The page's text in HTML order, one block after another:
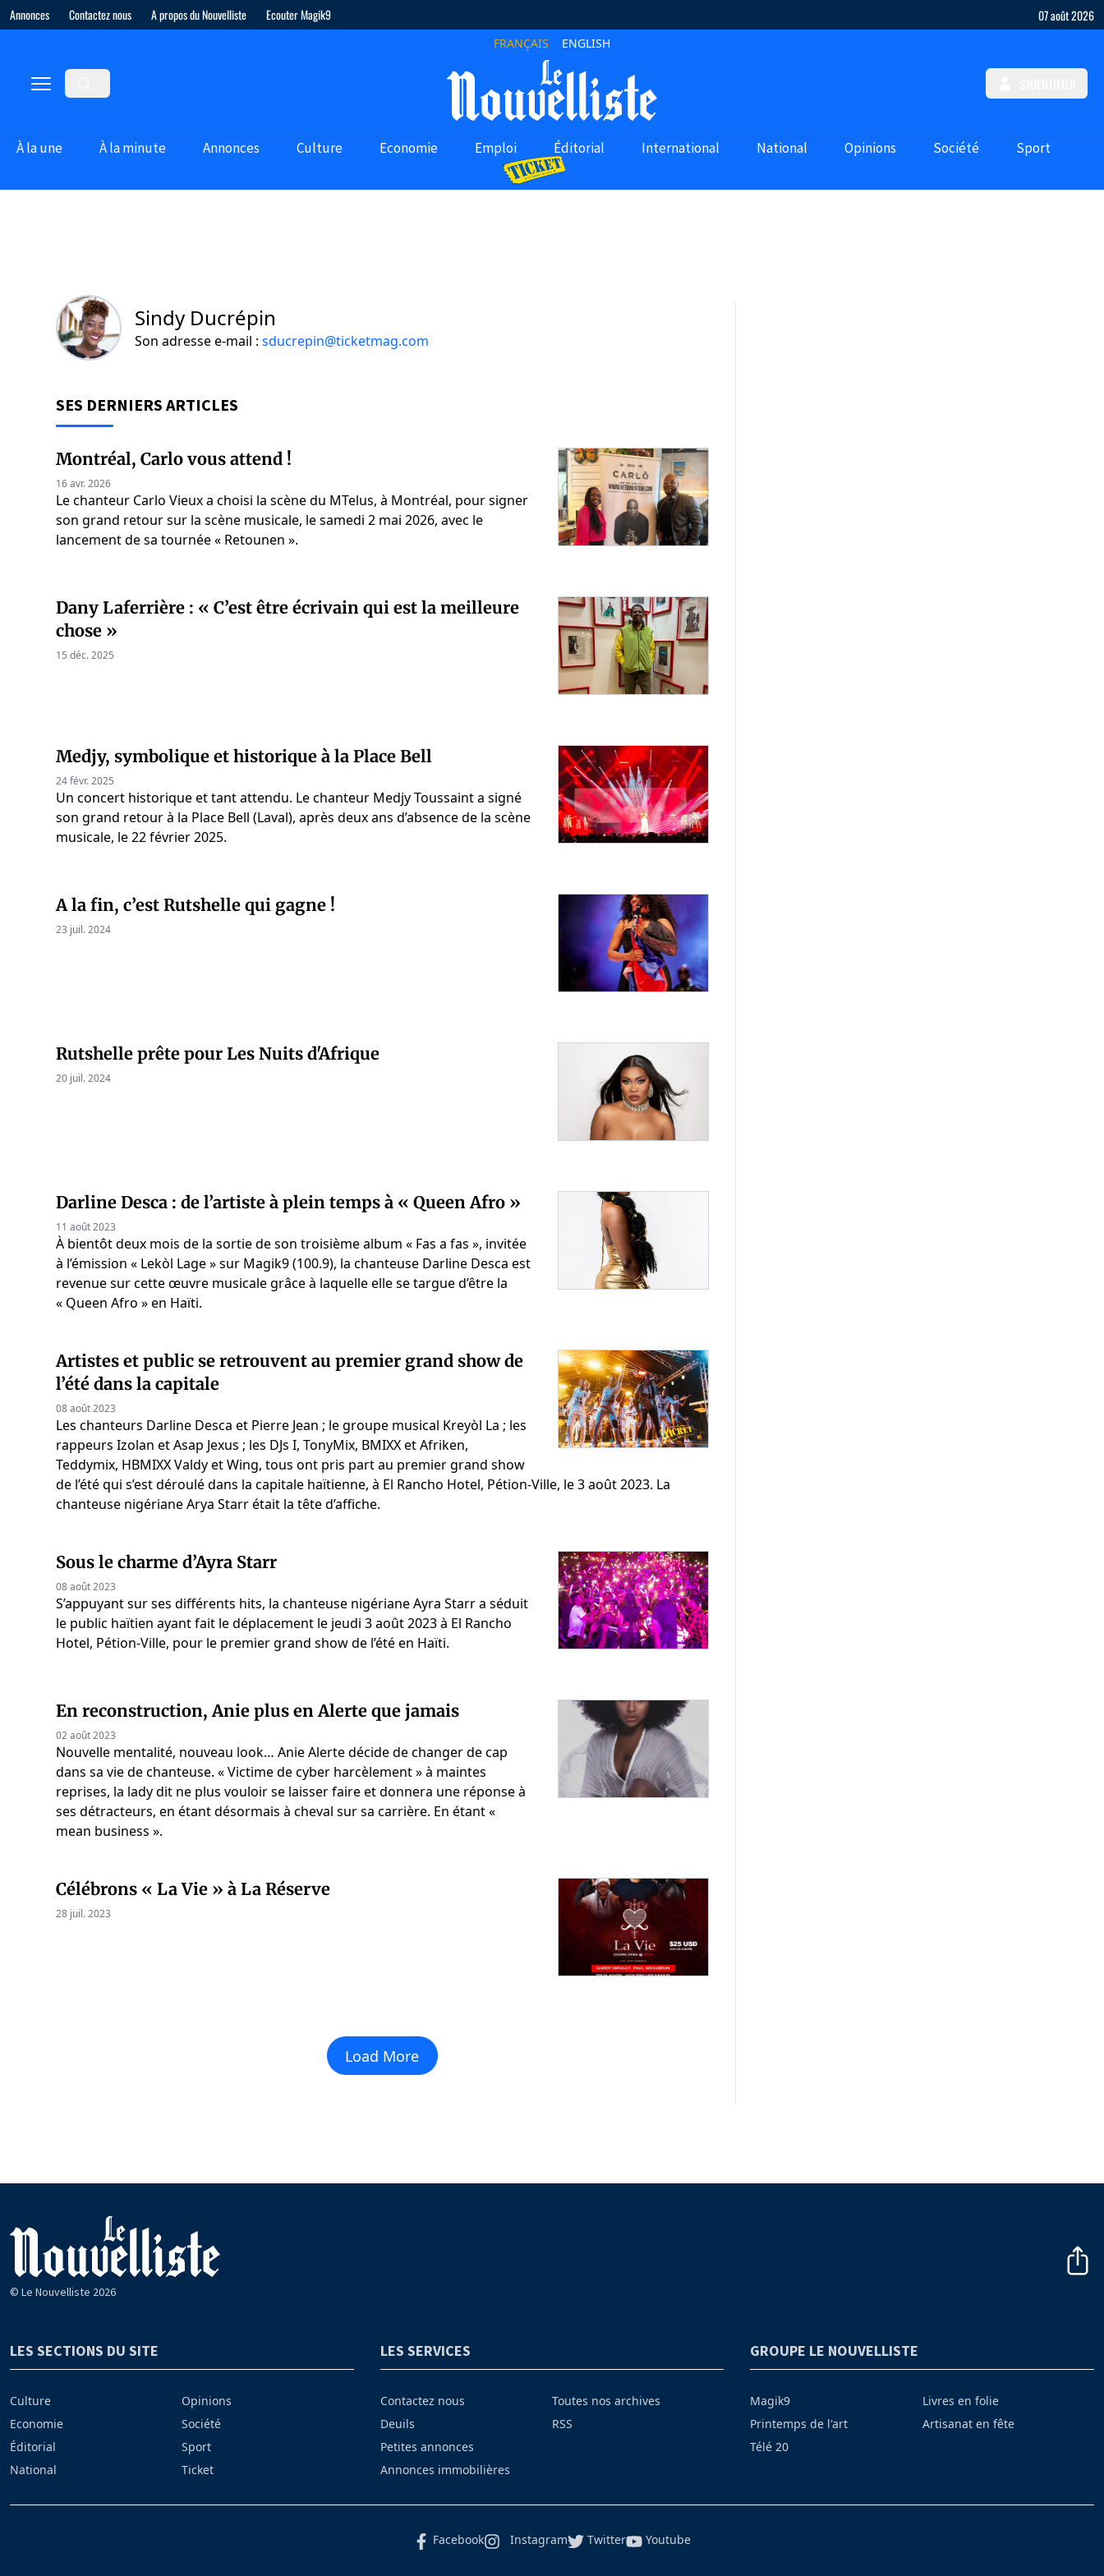
Annonces Contactez nous A propos du Nouvelliste Ecouter Magik9 07 août 2026
FRANÇAIS ENGLISH
À la une À la minute Annonces Culture Economie Emploi Éditorial International National Opinions Société Sport
Sindy Ducrépin
Son adresse e-mail : sducrepin@ticketmag.com
SES DERNIERS ARTICLES
Montréal, Carlo vous attend !
16 avr. 2026
Le chanteur Carlo Vieux a choisi la scène du MTelus, à Montréal, pour signer
son grand retour sur la scène musicale, le samedi 2 mai 2026, avec le
lancement de sa tournée « Retounen ».
Dany Laferrière : « C’est être écrivain qui est la meilleure
chose »
15 déc. 2025
Medjy, symbolique et historique à la Place Bell
24 févr. 2025
Un concert historique et tant attendu. Le chanteur Medjy Toussaint a signé
son grand retour à la Place Bell (Laval), après deux ans d’absence de la scène
musicale, le 22 février 2025.
A la fin, c’est Rutshelle qui gagne !
23 juil. 2024
Rutshelle prête pour Les Nuits d'Afrique
20 juil. 2024
Darline Desca : de l’artiste à plein temps à « Queen Afro »
11 août 2023
À bientôt deux mois de la sortie de son troisième album « Fas a fas », invitée
à l’émission « Lekòl Lage » sur Magik9 (100.9), la chanteuse Darline Desca est
revenue sur cette œuvre musicale grâce à laquelle elle se targue d’être la
« Queen Afro » en Haïti.
Artistes et public se retrouvent au premier grand show de
l’été dans la capitale
08 août 2023
Les chanteurs Darline Desca et Pierre Jean ; le groupe musical Kreyòl La ; les
rappeurs Izolan et Asap Jexus ; les DJs I, TonyMix, BMIXX et Afriken,
Teddymix, HBMIXX Valdy et Wing, tous ont pris part au premier grand show
de l’été qui s’est déroulé dans la capitale haïtienne, à El Rancho Hotel, Pétion-Ville, le 3 août 2023. La
chanteuse nigériane Arya Starr était la tête d’affiche.
Sous le charme d’Ayra Starr
08 août 2023
S’appuyant sur ses différents hits, la chanteuse nigériane Ayra Starr a séduit
le public haïtien ayant fait le déplacement le jeudi 3 août 2023 à El Rancho
Hotel, Pétion-Ville, pour le premier grand show de l’été en Haïti.
En reconstruction, Anie plus en Alerte que jamais
02 août 2023
Nouvelle mentalité, nouveau look… Anie Alerte décide de changer de cap
dans sa vie de chanteuse. « Victime de cyber harcèlement » à maintes
reprises, la lady dit ne plus vouloir se laisser faire et donnera une réponse à
ses détracteurs, en étant désormais à cheval sur sa carrière. En étant «
mean business ».
Célébrons « La Vie » à La Réserve
28 juil. 2023
Load More
© Le Nouvelliste 2026
LES SECTIONS DU SITE
Culture
Economie
Éditorial
National
Opinions
Société
Sport
Ticket
LES SERVICES
Contactez nous
Deuils
Petites annonces
Annonces immobilières
Toutes nos archives
RSS
GROUPE LE NOUVELLISTE
Magik9
Printemps de l'art
Télé 20
Livres en folie
Artisanat en fête
Facebook Instagram Twitter Youtube